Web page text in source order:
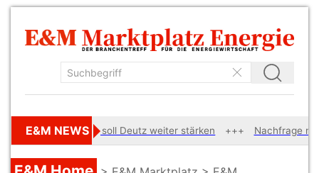
E&M NEWSsoll Deutz weiter stärken Nachfrage nach